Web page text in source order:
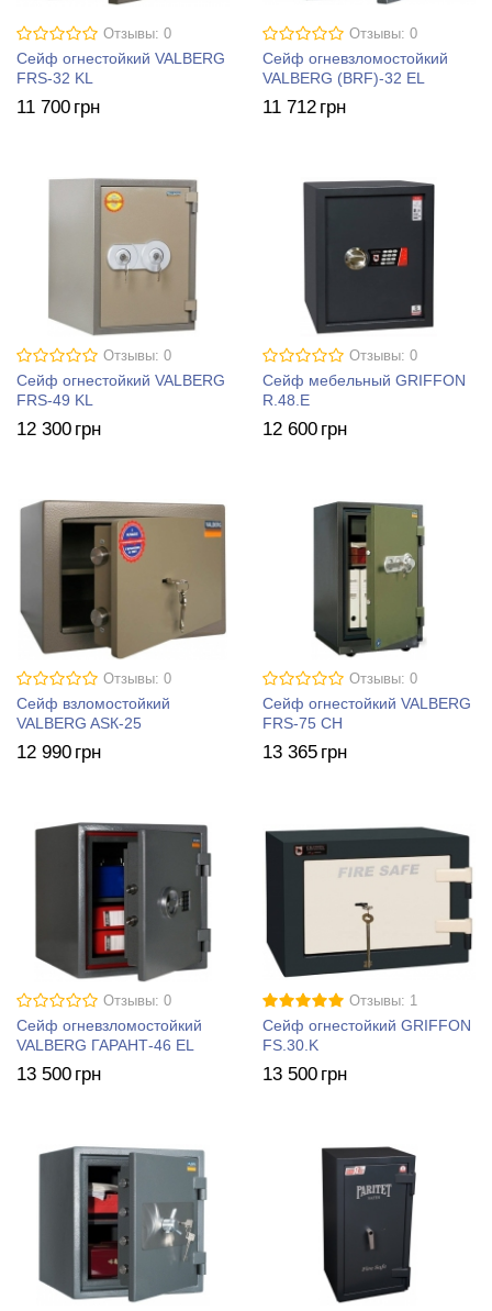
Отзывы: 0
Сейф огнестойкий VALBERG
FRS-32 KL
11 700 грн
Отзывы: 0
Сейф огневзломостойкий
VALBERG (BRF)-32 EL
11 712 грн
Отзывы: 0
Сейф огнестойкий VALBERG
FRS-49 KL
12 300 грн
Отзывы: 0
Сейф мебельный GRIFFON
R.48.E
12 600 грн
Отзывы: 0
Сейф взломостойкий
VALBERG ASК-25
12 990 грн
Отзывы: 0
Сейф огнестойкий VALBERG
FRS-75 CH
13 365 грн
Отзывы: 0
Сейф огневзломостойкий
VALBERG ГАРАНТ-46 EL
13 500 грн
Отзывы: 1
Сейф огнестойкий GRIFFON
FS.30.K
13 500 грн